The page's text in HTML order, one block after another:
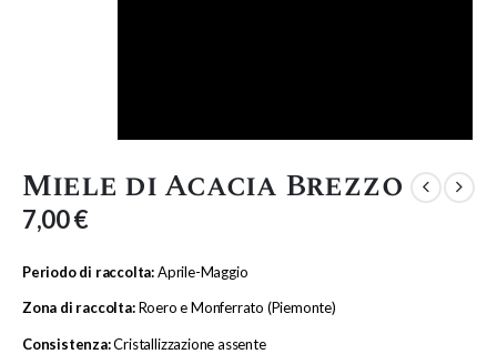
Miele di Acacia Brezzo
7,00€
Periodo di raccolta:Aprile-Maggio
Zona di raccolta:Roero e Monferrato (Piemonte)
Consistenza:Cristallizzazione assente